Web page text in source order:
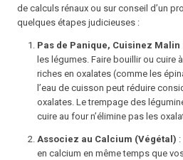
de calculs rénaux ou sur conseil d’un
quelques étapes judicieuses :
Pas de Panique, Cuisinez Malin
les légumes. Faire bouillir ou cuire
riches en oxalates (comme les
l’eau de cuisson peut réduire
oxalates. Le trempage des
cuire au four n’élimine pas les
Associez au Calcium (Végétal)
en calcium en même temps que